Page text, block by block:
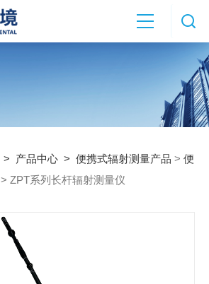
> 产品中心 > 便携式辐射测量产品 > 便
> ZPT系列长杆辐射测量仪